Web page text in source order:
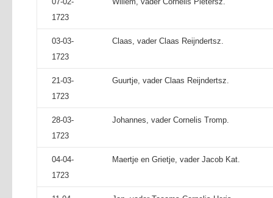
1723
03-03-
1723
Claas, vader Claas Reijndertsz.
21-03-
1723
Guurtje, vader Claas Reijndertsz.
28-03-
1723
Johannes, vader Cornelis Tromp.
04-04-
1723
Maertje en Grietje, vader Jacob Kat.